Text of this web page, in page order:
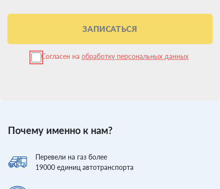
ЗАПИСАТЬСЯ
Согласен на обработку персональных данных
Почему именно к нам?
Перевели на газ более
19000 единиц автотранспорта